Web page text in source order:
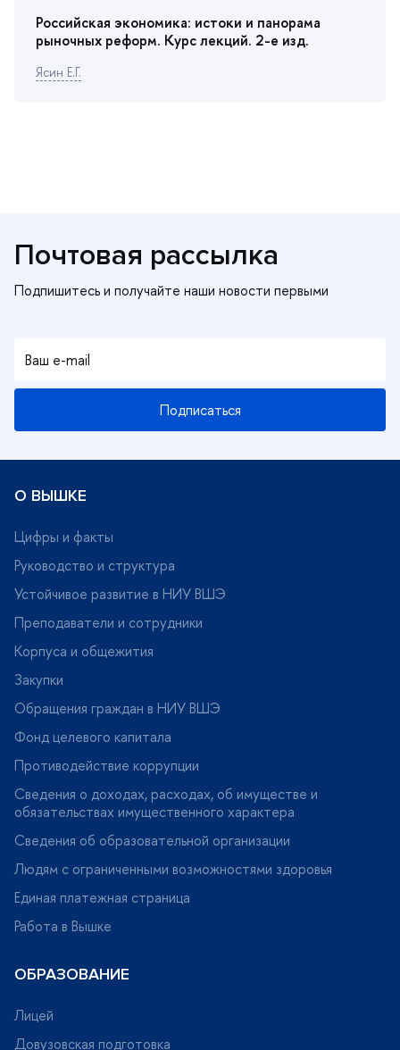
Российская экономика: истоки и панорама
рыночных реформ. Курс лекций. 2-е изд.
Ясин Е.Г.
Почтовая рассылка
Подписаться
О ВЫШКЕ
Цифры и факты
Руководство и структура
Устойчивое развитие в НИУ ВШЭ
Преподаватели и сотрудники
Корпуса и общежития
Закупки
Обращения граждан в НИУ ВШЭ
Фонд целевого капитала
Противодействие коррупции
Сведения о доходах, расходах, об имуществе и
обязательствах имущественного характера
Сведения об образовательной организации
Людям с ограниченными возможностями здоровья
Единая платежная страница
Работа в Вышке
ОБРАЗОВАНИЕ
Лицей
Довузовская подготовка